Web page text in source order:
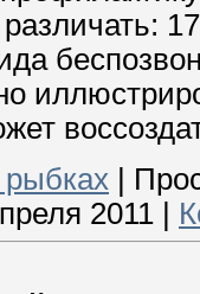
|
2011 |